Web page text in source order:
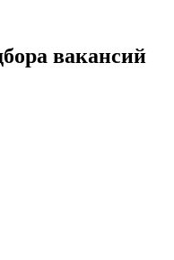
вакансий